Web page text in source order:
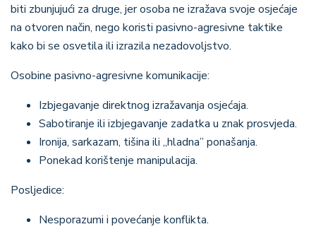
biti zbunjujući za druge, jer osoba ne izražava svoje osjećaje
na otvoren način, nego koristi pasivno-agresivne taktike
kako bi se osvetila ili izrazila nezadovoljstvo.
Osobine pasivno-agresivne komunikacije:
Izbjegavanje direktnog izražavanja osjećaja.
Sabotiranje ili izbjegavanje zadatka u znak prosvjeda.
Ironija, sarkazam, tišina ili ,,hladna” ponašanja.
Ponekad korištenje manipulacija.
Posljedice:
Nesporazumi i povećanje konflikta.